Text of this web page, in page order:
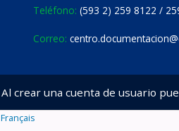
Teléfono: (593 2) 259 8122 /
Correo:
Al crear una cuenta de usuario
Français